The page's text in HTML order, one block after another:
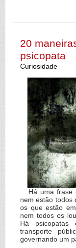
20
psicopata
Curiosidade
Há uma frase
nem estão todos
os que estão
nem todos os
Há
transporte
governando um